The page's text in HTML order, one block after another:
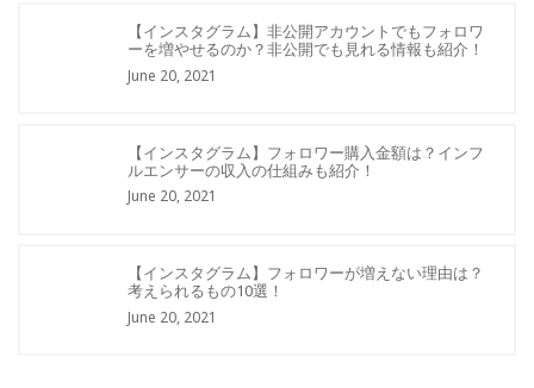
【インスタグラム】非公開アカウントでもフォロワ
ーを増やせるのか？非公開でも見れる情報も紹介！
June 20, 2021
【インスタグラム】フォロワー購入金額は？インフ
ルエンサーの収入の仕組みも紹介！
June 20, 2021
【インスタグラム】フォロワーが増えない理由は？
考えられるもの10選！
June 20, 2021